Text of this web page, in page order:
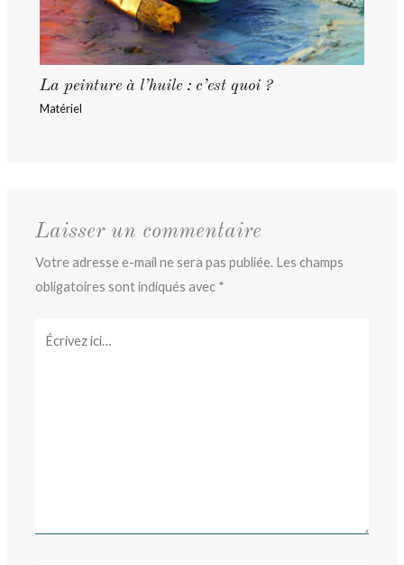
La peinture à l’huile : c’est quoi ?
Matériel
Laisser un commentaire
Votre adresse e-mail ne sera pas publiée. Les champs
obligatoires sont indiqués avec *
Écrivez